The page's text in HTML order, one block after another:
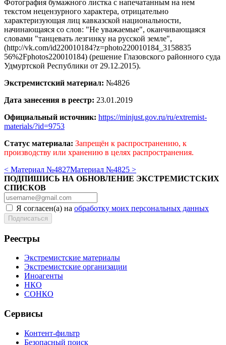
Фотография бумажного листка с напечатанным на нем
текстом нецензурного характера, отрицательно
характеризующая лиц кавказской национальности,
начинающаяся со слов: "Не уважаемые", оканчивающаяся
словами "танцевать лезгинку на русской земле",
(http://vk.com/id220010184?z=photo220010184_3158835
56%2Fphotos220010184) (решение Глазовского районного суда
Удмуртской Республики от 29.12.2015).
Экстремистский материал: №4826
Дата занесения в реестр: 23.01.2019
Официальный источник: https://minjust.gov.ru/ru/extremist-
materials/?id=9753
Статус материала: Запрещён к распространению, к
производству или хранению в целях распространения.
< Материал №4827Материал №4825 >
ПОДПИШИСЬ НА ОБНОВЛЕНИЕ ЭКСТРЕМИСТСКИХ
СПИСКОВ
Я согласен(а) на обработку моих персональных данных
Реестры
Экстремистские материалы
Экстремистские организации
Иноагенты
НКО
СОНКО
Сервисы
Контент-фильтр
Безопасный поиск